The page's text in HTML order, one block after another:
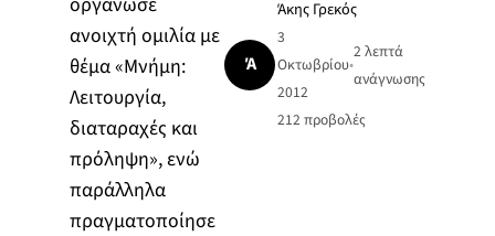
ανοιχτή ομιλία με
θέμα «Μνήμη:
Λειτουργία,
διαταραχές και
πρόληψη», ενώ
παράλληλα
πραγματοποίησε
Ά
Άκης Γρεκός
3
Οκτωβρίου
2012
•
2 λεπτά
ανάγνωσης
212 προβολές